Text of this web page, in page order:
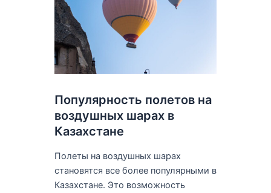
Популярность полетов на
воздушных шарах в
Казахстане
Полеты на воздушных шарах
становятся все более популярными в
Казахстане. Это возможность